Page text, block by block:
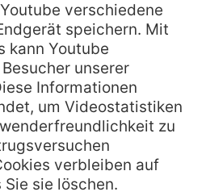
verschiedene
speichern. Mit
kann Youtube
unserer
Informationen
um Videostatistiken
zu
verbleiben auf
sie löschen.